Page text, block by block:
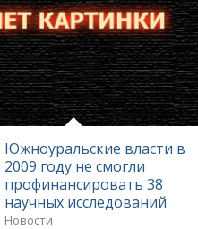
Южноуральские власти в
2009 году не смогли
профинансировать 38
научных исследований
Новости